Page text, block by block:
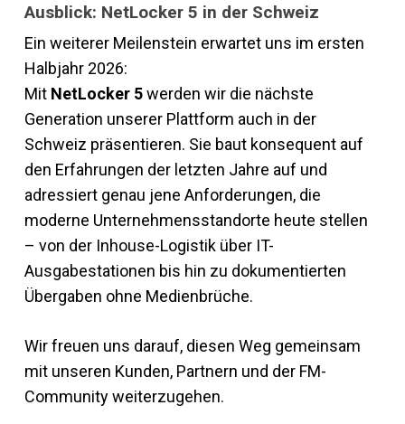
Ausblick: NetLocker 5 in der Schweiz
Ein weiterer Meilenstein erwartet uns im ersten
Halbjahr 2026:
Mit NetLocker 5werden wir die nächste
Generation unserer Plattform auch in der
Schweiz präsentieren. Sie baut konsequent auf
den Erfahrungen der letzten Jahre auf und
adressiert genau jene Anforderungen, die
moderne Unternehmensstandorte heute stellen
– von der Inhouse-Logistik über IT-
Ausgabestationen bis hin zu dokumentierten
Übergaben ohne Medienbrüche.
Wir freuen uns darauf, diesen Weg gemeinsam
mit unseren Kunden, Partnern und der FM-
Community weiterzugehen.